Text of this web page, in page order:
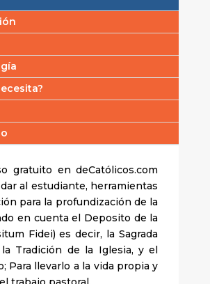
gratuito en deCatólicos.com
al estudiante, herramientas
para la profundización de la
en cuenta el Deposito de la
Fidei) es decir, la Sagrada
la Tradición de la Iglesia, y el
Para llevarlo a la vida propia y